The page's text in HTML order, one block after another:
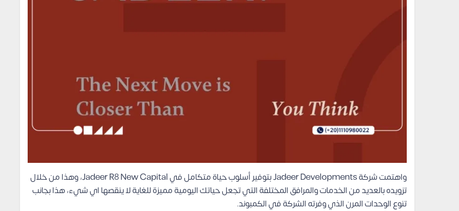
واهتمت شركة Jadeer Developments بتوفير أسلوب حياة متكامل في Jadeer R8 New Capital، وهذا من خلال
تزويده بالعديد من الخدمات والمرافق المختلفة التي تجعل حياتك اليومية مميزة للغاية لا ينقصها اي شيء، هذا بجانب
تنوع الوحدات المرن الذي وفرته الشركة في الكمبوند.